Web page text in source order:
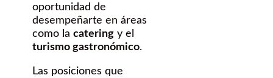
oportunidad de
desempeñarte en áreas
como la catering y el
turismo gastronómico.
Las posiciones que